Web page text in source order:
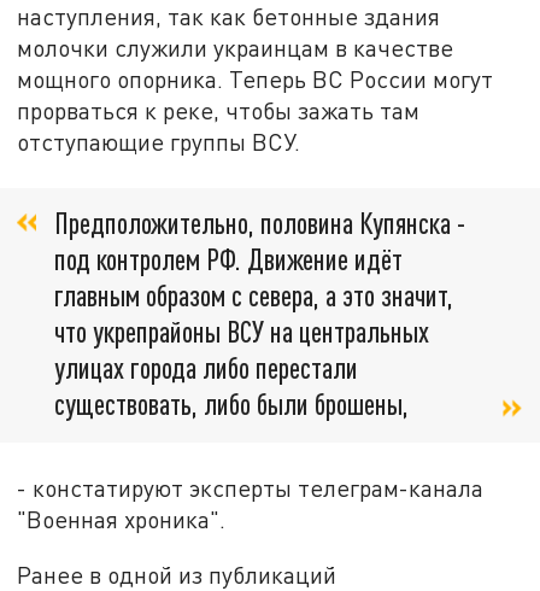
наступления, так как бетонные здания
молочки служили украинцам в качестве
мощного опорника. Теперь ВС России могут
прорваться к реке, чтобы зажать там
отступающие группы ВСУ.
Предположительно, половина Купянска -
под контролем РФ. Движение идёт
главным образом с севера, а это значит,
что укрепрайоны ВСУ на центральных
улицах города либо перестали
существовать, либо были брошены,
- констатируют эксперты телеграм-канала
"Военная хроника".
Ранее в одной из публикаций